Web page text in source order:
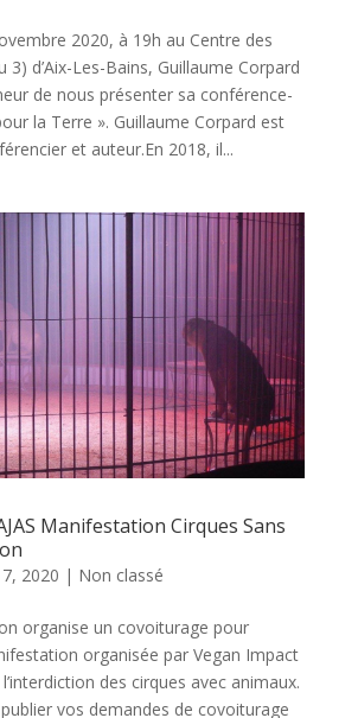
2020, à 19h au Centre des
3) d’Aix-Les-Bains, Guillaume Corpard
de nous présenter sa conférence-
la Terre ». Guillaume Corpard est
et auteur.En 2018, il...
Manifestation Cirques Sans
2020 | Non classé
organise un covoiturage pour
organisée par Vegan Impact
des cirques avec animaux.
publier vos demandes de covoiturage